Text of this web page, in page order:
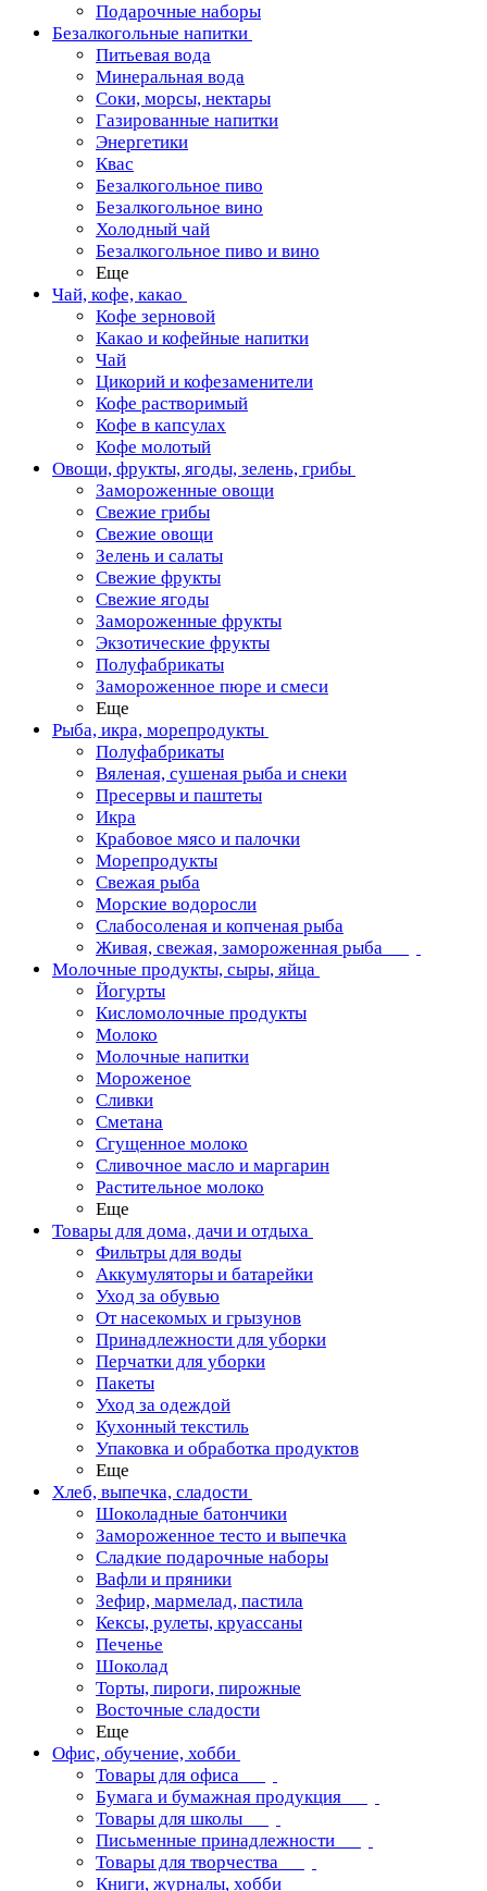
Подарочные наборы
Безалкогольные напитки
Питьевая вода
Минеральная вода
Соки, морсы, нектары
Газированные напитки
Энергетики
Квас
Безалкогольное пиво
Безалкогольное вино
Холодный чай
Безалкогольное пиво и вино
Еще
Чай, кофе, какао
Кофе зерновой
Какао и кофейные напитки
Чай
Цикорий и кофезаменители
Кофе растворимый
Кофе в капсулах
Кофе молотый
Овощи, фрукты, ягоды, зелень, грибы
Замороженные овощи
Свежие грибы
Свежие овощи
Зелень и салаты
Свежие фрукты
Свежие ягоды
Замороженные фрукты
Экзотические фрукты
Полуфабрикаты
Замороженное пюре и смеси
Еще
Рыба, икра, морепродукты
Полуфабрикаты
Вяленая, сушеная рыба и снеки
Пресервы и паштеты
Икра
Крабовое мясо и палочки
Морепродукты
Свежая рыба
Морские водоросли
Слабосоленая и копченая рыба
Живая, свежая, замороженная рыба
Молочные продукты, сыры, яйца
Йогурты
Кисломолочные продукты
Молоко
Молочные напитки
Мороженое
Сливки
Сметана
Сгущенное молоко
Сливочное масло и маргарин
Растительное молоко
Еще
Товары для дома, дачи и отдыха
Фильтры для воды
Аккумуляторы и батарейки
Уход за обувью
От насекомых и грызунов
Принадлежности для уборки
Перчатки для уборки
Пакеты
Уход за одеждой
Кухонный текстиль
Упаковка и обработка продуктов
Еще
Хлеб, выпечка, сладости
Шоколадные батончики
Замороженное тесто и выпечка
Сладкие подарочные наборы
Вафли и пряники
Зефир, мармелад, пастила
Кексы, рулеты, круассаны
Печенье
Шоколад
Торты, пироги, пирожные
Восточные сладости
Еще
Офис, обучение, хобби
Товары для офиса
Бумага и бумажная продукция
Товары для школы
Письменные принадлежности
Товары для творчества
Книги, журналы, хобби